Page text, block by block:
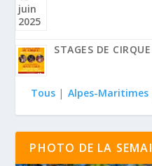
STAGES DE
Tous | Alpes-Maritimes
PHOTO DE LA